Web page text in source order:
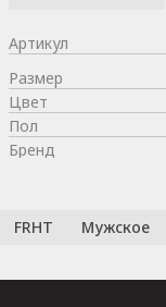
Артикул
Размер
Цвет
Пол
Бренд
FRHT Мужское